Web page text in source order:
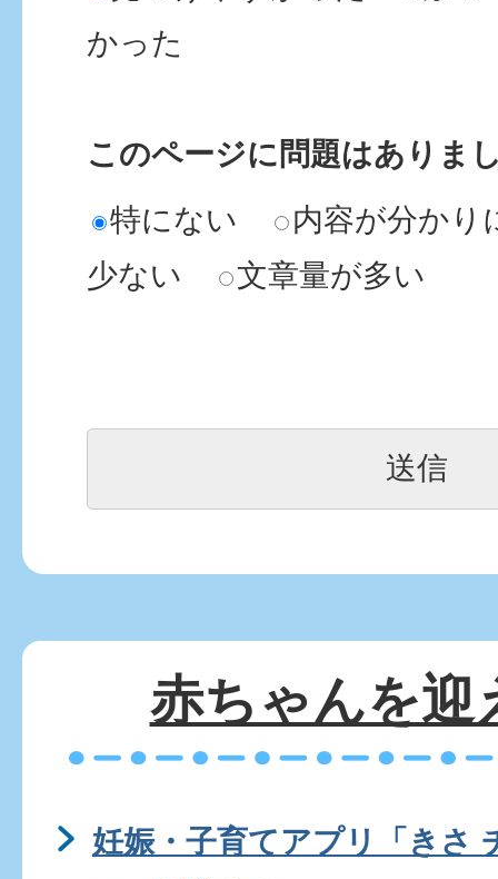
かった
このページに問題はありま
特にない
内容が分かり
少ない
文章量が多い
赤ちゃんを迎
妊娠・子育てアプリ「きさ